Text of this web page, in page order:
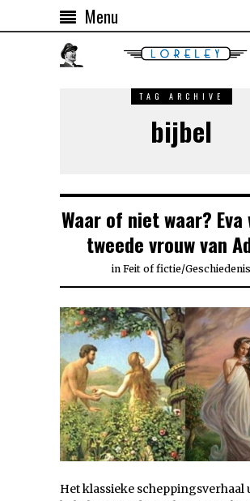
Menu
TAG ARCHIVE
bijbel
Waar of niet waar? Eva
tweede vrouw van
in Feit of fictie/Geschiedenis
Het klassieke scheppingsverhaal